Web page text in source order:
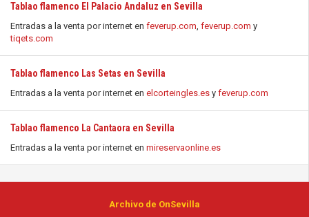
Tablao flamenco El Palacio Andaluz en Sevilla
Entradas a la venta por internet en feverup.com, feverup.com y
tiqets.com
Tablao flamenco Las Setas en Sevilla
Entradas a la venta por internet en elcorteingles.es y feverup.com
Tablao flamenco La Cantaora en Sevilla
Entradas a la venta por internet en mireservaonline.es
Archivo de OnSevilla